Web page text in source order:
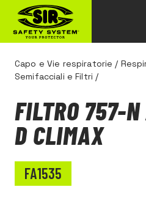
Capo e Vie respiratorie /
Semifacciali e Filtri /
FILTRO 757-
D CLIMAX
FA1535